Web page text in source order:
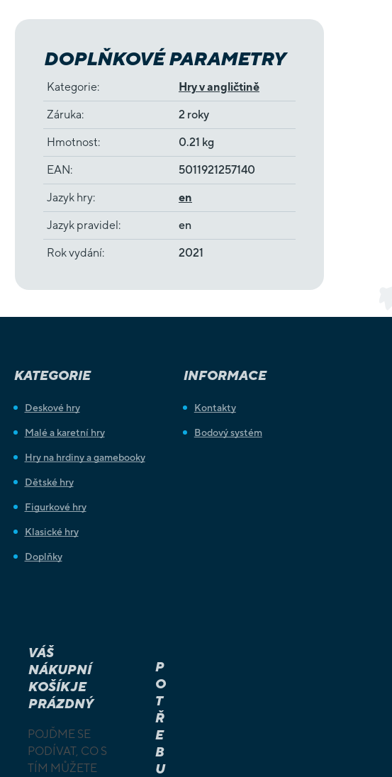
DOPLŇKOVÉ PARAMETRY
Kategorie: Hry v angličtině
Záruka: 2 roky
Hmotnost: 0.21 kg
EAN: 5011921257140
Jazyk hry: en
Jazyk pravidel: en
Rok vydání: 2021
KATEGORIE
Deskové hry
Malé a karetní hry
Hry na hrdiny a gamebooky
Dětské hry
Figurkové hry
Klasické hry
Doplňky
INFORMACE
Kontakty
Bodový systém
VÁŠ
NÁKUPNÍ
KOŠÍK JE
PRÁZDNÝ
POJĎME SE
PODÍVAT, CO S
TÍM MŮŽETE
P
O
T
Ř
E
B
U